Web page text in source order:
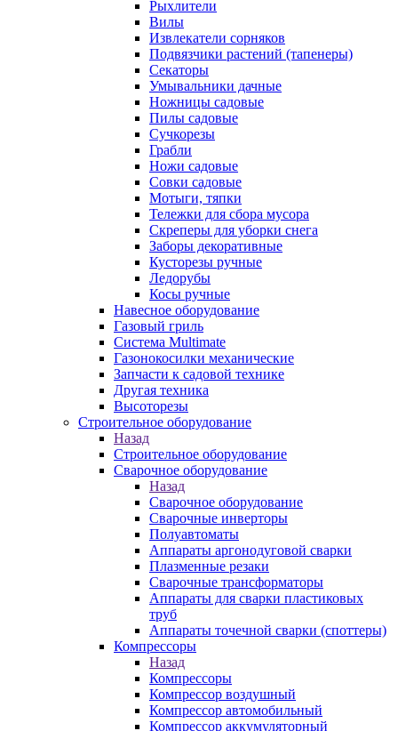
Рыхлители
Вилы
Извлекатели сорняков
Подвязчики растений (тапенеры)
Секаторы
Умывальники дачные
Ножницы садовые
Пилы садовые
Сучкорезы
Грабли
Ножи садовые
Совки садовые
Мотыги, тяпки
Тележки для сбора мусора
Скреперы для уборки снега
Заборы декоративные
Кусторезы ручные
Ледорубы
Косы ручные
Навесное оборудование
Газовый гриль
Система Multimate
Газонокосилки механические
Запчасти к садовой технике
Другая техника
Высоторезы
Строительное оборудование
Назад
Строительное оборудование
Сварочное оборудование
Назад
Сварочное оборудование
Сварочные инверторы
Полуавтоматы
Аппараты аргонодуговой сварки
Плазменные резаки
Сварочные трансформаторы
Аппараты для сварки пластиковых
труб
Аппараты точечной сварки (споттеры)
Компрессоры
Назад
Компрессоры
Компрессор воздушный
Компрессор автомобильный
Компрессор аккумуляторный